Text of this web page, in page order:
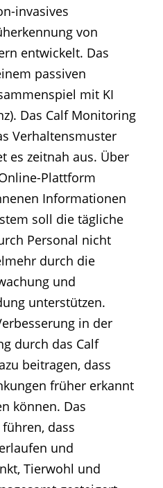
invasives
von
entwickelt. Das
passiven
mit KI
Das Calf Monitoring
Verhaltensmuster
es zeitnah aus. Über
Plattform
Informationen
soll die tägliche
Personal nicht
durch die
und
unterstützen.
in der
durch das Calf
beitragen, dass
früher erkannt
können. Das
dass
und
Tierwohl und